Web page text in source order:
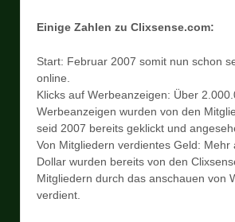
Einige Zahlen zu Clixsense.com:
Start: Februar 2007 somit nun schon
online.
Klicks auf Werbeanzeigen: Über
Werbeanzeigen wurden von den
seid 2007 bereits geklickt und
Von Mitgliedern verdientes Geld: Mehr
Dollar wurden bereits von den
Mitgliedern durch das anschauen von
verdient.